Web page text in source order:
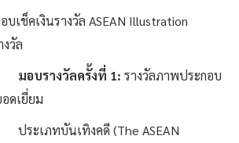
งวัล ASEAN Illustration
งวัล
มอบรางวัลครั้งที่ 1: รางวัลภาพประกอบ
ดเยี่ยม
ทิงคดี (The ASEAN